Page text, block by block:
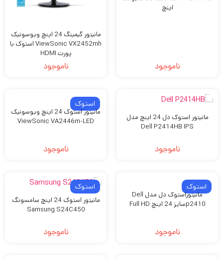
اینچ
ناموجود
مانیتور گیمینگ 24 اینچ ویوسونیک
ViewSonic VX2452mh استوک با
پورت HDMI
ناموجود
مانیتور استوک دل 24 اینچ مدل
Dell P2414HB IPS
ناموجود
استوک
مانیتور استوک 24 اینچ ویوسونیک
ViewSonic VA2446m-LED
ناموجود
استوک
مانیتوراستوک دل مدل Dell
p2410سایز 24 اینچ Full HD
ناموجود
استوک
مانیتور استوک 24 اینچ سامسونگ
Samsung S24C450
ناموجود